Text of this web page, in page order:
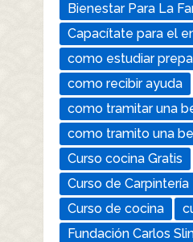
Bienestar Para La
Capacítate para el
como estudiar prepa
como recibir ayuda
como tramitar una
como tramito una
Curso cocina Gratis
Curso de Carpintería
Curso de cocina
Fundación Carlos